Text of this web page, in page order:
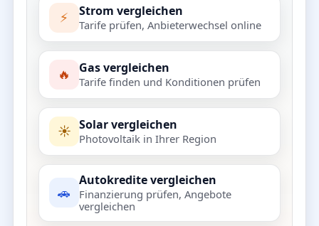
⚡ Strom vergleichen
Tarife prüfen, Anbieterwechsel online
🔥 Gas vergleichen
Tarife finden und Konditionen prüfen
☀️ Solar vergleichen
Photovoltaik in Ihrer Region
🚗
Autokredite vergleichen
Finanzierung prüfen, Angebote
vergleichen